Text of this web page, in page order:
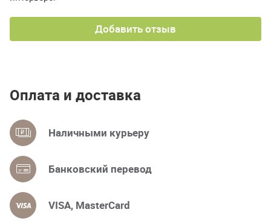
Добавить отзыв
Оплата и доставка
Наличными курьеру
Банковский перевод
VISA, MasterCard